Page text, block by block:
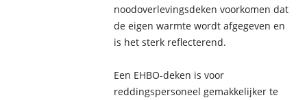
noodoverlevingsdeken voorkomen dat
de eigen warmte wordt afgegeven en
is het sterk reflecterend.
Een EHBO-deken is voor
reddingspersoneel gemakkelijker te